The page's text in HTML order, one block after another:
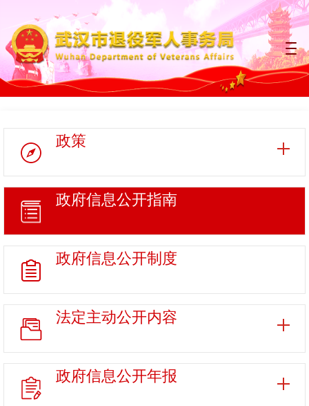
政策
政府信息公开指南
政府信息公开制度
法定主动公开内容
政府信息公开年报